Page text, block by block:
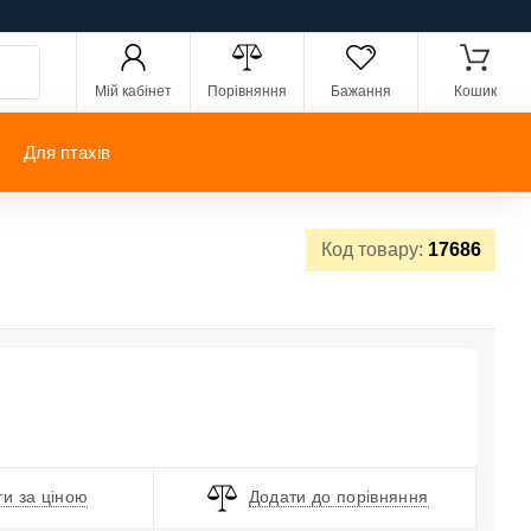
Мій кабінет Порівняння Бажання Кошик
Для птахів
Код товару: 17686
за ціною Додати до порівняння